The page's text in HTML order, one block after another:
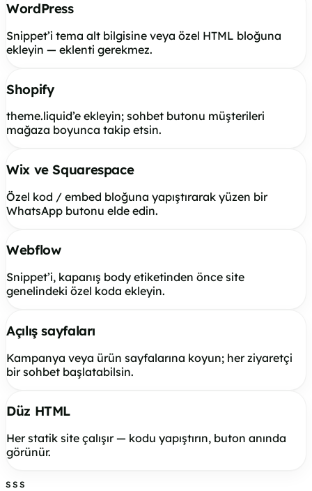
WordPress
Snippet’i tema alt bilgisine veya özel HTML bloğuna
ekleyin — eklenti gerekmez.
Shopify
theme.liquid’e ekleyin; sohbet butonu müşterileri
mağaza boyunca takip etsin.
Wix ve Squarespace
Özel kod / embed bloğuna yapıştırarak yüzen bir
WhatsApp butonu elde edin.
Webflow
Snippet’i, kapanış body etiketinden önce site
genelindeki özel koda ekleyin.
Açılış sayfaları
Kampanya veya ürün sayfalarına koyun; her ziyaretçi
bir sohbet başlatabilsin.
Düz HTML
Her statik site çalışır — kodu yapıştırın, buton anında
görünür.
SSS